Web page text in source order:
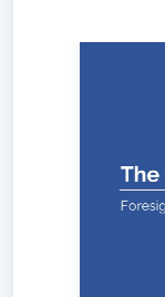
our
member
Defining